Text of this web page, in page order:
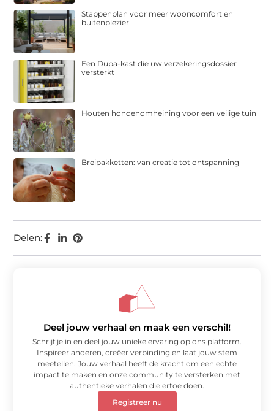
Delen:
Stappenplan voor meer wooncomfort en
buitenplezier
Een Dupa-kast die uw verzekeringsdossier
versterkt
Houten hondenomheining voor een veilige tuin
Breipakketten: van creatie tot ontspanning
Deel jouw verhaal en maak een verschil!
Schrijf je in en deel jouw unieke ervaring op ons platform.
Inspireer anderen, creëer verbinding en laat jouw stem
meetellen. Jouw verhaal heeft de kracht om een echte
impact te maken en onze community te versterken met
authentieke verhalen die ertoe doen.
Registreer nu